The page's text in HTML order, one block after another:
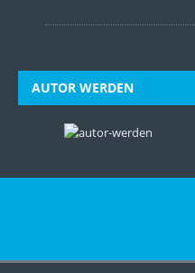
AUTOR WERDEN